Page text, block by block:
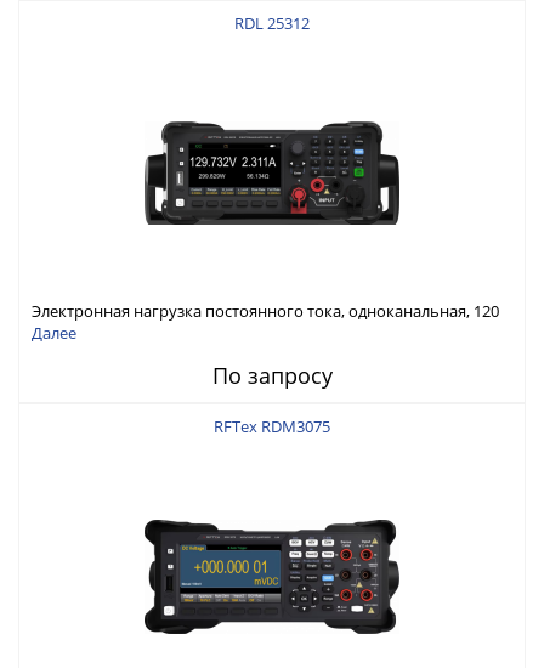
RDL 25312
Электронная нагрузка постоянного тока, одноканальная, 120
В, 60 А, 300 Вт
Далее
По запросу
RFTex RDM3075